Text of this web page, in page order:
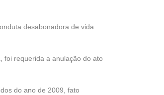
desabonadora de vida
foi requerida a anulação do ato
do ano de 2009, fato